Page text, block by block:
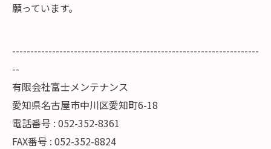
願っています。
--------------------------------------------------------------------
--
有限会社富士メンテナンス
愛知県名古屋市中川区愛知町6-18
電話番号 : 052-352-8361
FAX番号 : 052-352-8824